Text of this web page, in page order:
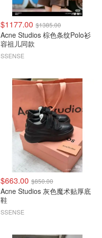
$1177.00 $1385.00
Acne Studios 棕色条纹Polo衫
容祖儿同款
SSENSE
$663.00 $850.00
Acne Studios 灰色魔术贴厚底
鞋
SSENSE